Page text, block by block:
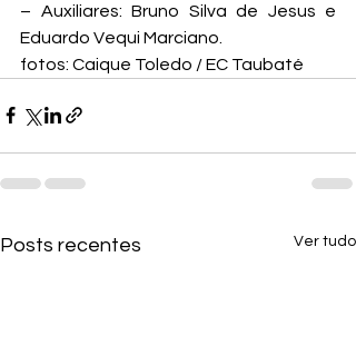
– Auxiliares: Bruno Silva de Jesus e
Eduardo Vequi Marciano.
fotos: Caique Toledo / EC Taubaté
Posts recentes Ver tudo